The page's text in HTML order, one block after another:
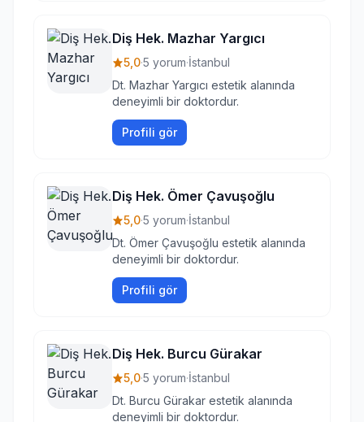
Diş Hek. Mazhar Yargıcı
5,0·5 yorum·İstanbul
Dt. Mazhar Yargıcı estetik alanında
deneyimli bir doktordur.
Profili gör
Diş Hek. Ömer Çavuşoğlu
5,0·5 yorum·İstanbul
Dt. Ömer Çavuşoğlu estetik alanında
deneyimli bir doktordur.
Profili gör
Diş Hek. Burcu Gürakar
5,0·5 yorum·İstanbul
Dt. Burcu Gürakar estetik alanında
deneyimli bir doktordur.